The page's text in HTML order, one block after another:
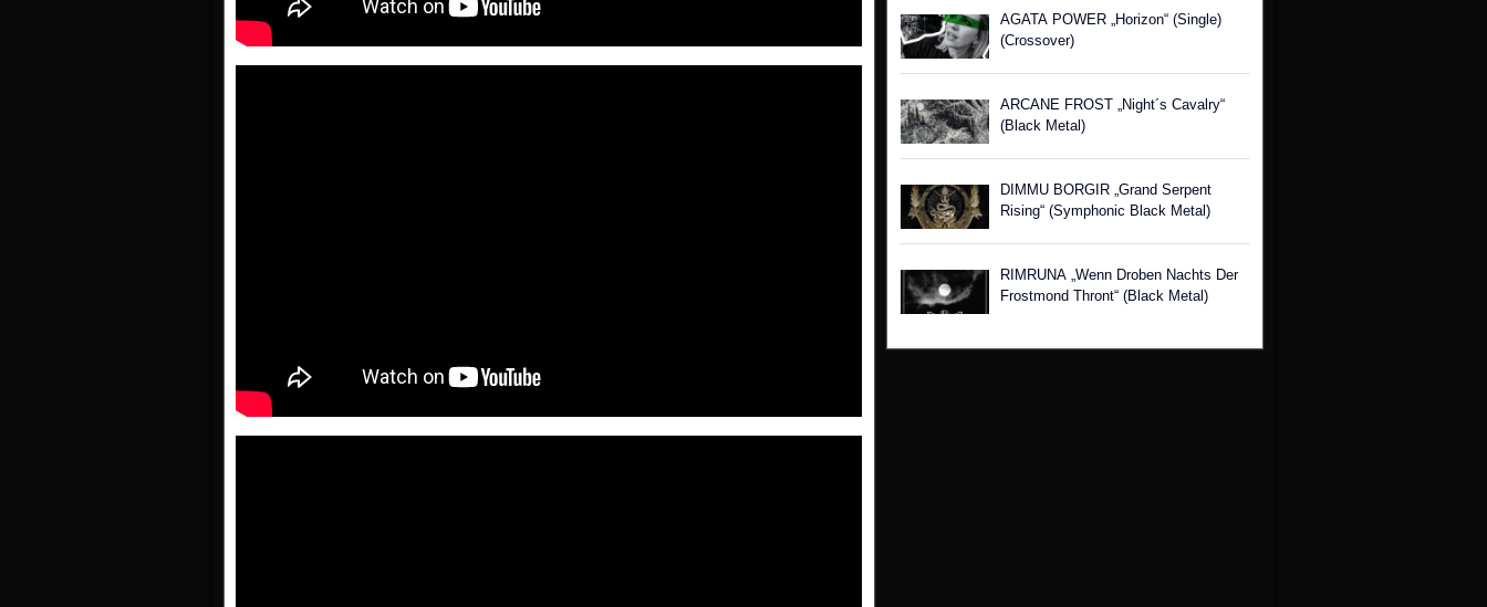
AGATA POWER „Horizon“ (Single)
(Crossover)
ARCANE FROST „Night´s Cavalry“
(Black Metal)
DIMMU BORGIR „Grand Serpent
Rising“ (Symphonic Black Metal)
RIMRUNA „Wenn Droben Nachts Der
Frostmond Thront“ (Black Metal)